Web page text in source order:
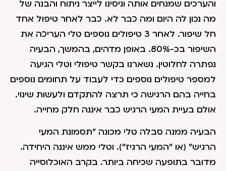
והערכים שמנחים אותה וניסינו לייצר ניתוח והבנה של
מה נכון לה היום ומה כבר לא. כבר לאחר טיפול אחד
חל שיפור. לאחר 3 טיפולים נוספים טלי העריכה את
השיפור בכ-80%. באופן מדהים, בהמשך, הבעיה
נפתרה לחלוטין. נשארנו בקשר טיפולי וטלי הגיעה
למספר טיפולים נוספים כדי לעבוד על תחומים נוספים
בחייה בהם הרגישה כי תרצה להתקדם ולעשות שינוי.
אולם בעיית המעי הרגיש כבר איננה חלק מחייה.
הבעיה ממנה סבלה טלי מכונה "תסמונת המעי
הרגיש" (או "המעי הרגיז"). וטלי ממש איננה היחידה.
מדובר בתופעה שכיחה ביותר. בקרב האוכלוסייה